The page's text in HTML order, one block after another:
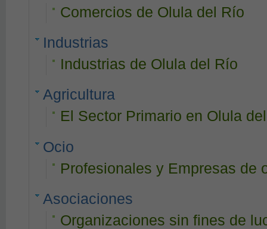
Comercios de Olula del Río
Industrias
Industrias de Olula del Río
Agricultura
El Sector Primario en Olula
Ocio
Profesionales y Empresas de
Asociaciones
Organizaciones sin fines de